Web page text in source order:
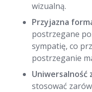
wizualną.
Przyjazna
postrzegane
sympatię, co
postrzeganie
Uniwersalność
stosować